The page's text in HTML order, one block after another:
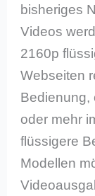
bisheriges
Videos
2160p
Webseiten
Bedienung,
oder mehr
flüssigere
Modellen